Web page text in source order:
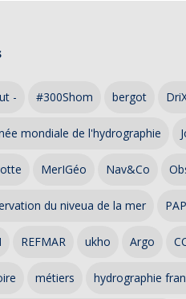
- #300Shom bergot
mondiale de l'hydrographie
MerIGéo Nav&Co
du niveua de la mer
REFMAR ukho Argo
métiers hydrographie